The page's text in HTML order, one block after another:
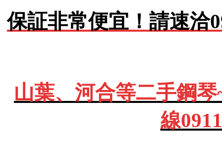
保証非常便宜！請速洽
山葉、河合等二手鋼
線